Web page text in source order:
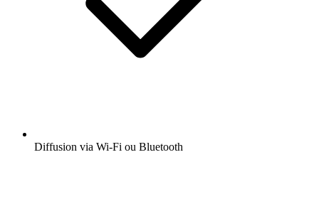
Diffusion via Wi-Fi ou Bluetooth